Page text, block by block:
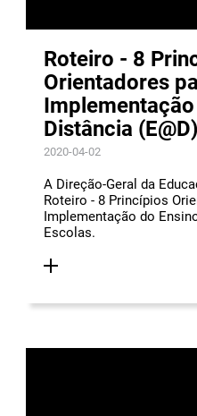
Roteiro - 8
Orientadores
Distância
2020-04-02
A Direção-Geral da
Roteiro - 8 Princípios
Implementação do
Escolas.